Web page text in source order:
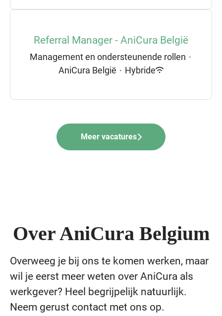
Referral Manager - AniCura België
Management en ondersteunende rollen ·
AniCura België · Hybride
Meer vacatures
Over AniCura Belgium
Overweeg je bij ons te komen werken, maar
wil je eerst meer weten over AniCura als
werkgever? Heel begrijpelijk natuurlijk.
Neem gerust contact met ons op.